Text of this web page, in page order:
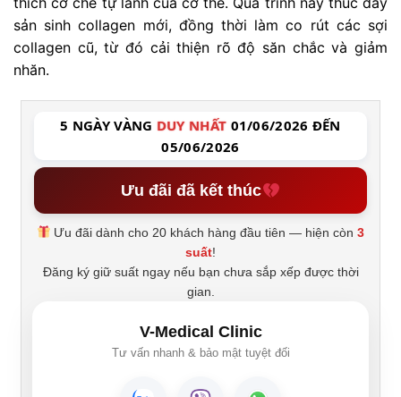
sản sinh collagen mới, đồng thời làm co rút các sợi
collagen cũ, từ đó cải thiện rõ độ săn chắc và giảm
nhăn.
5 NGÀY VÀNG DUY NHẤT 01/06/2026 ĐẾN
05/06/2026
Ưu đãi đã kết thúc
Ưu đãi dành cho 20 khách hàng đầu tiên — hiện còn3
suất!
Đăng ký giữ suất ngay nếu bạn chưa sắp xếp được thời
gian.
V-Medical Clinic
Tư vấn nhanh & bảo mật tuyệt đối